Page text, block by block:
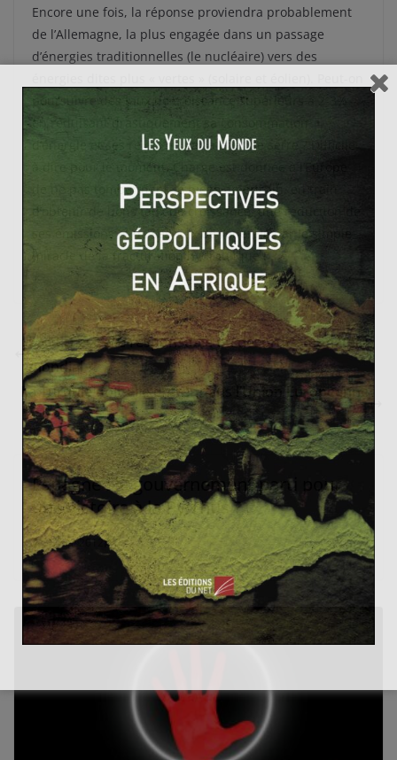
Encore une fois, la réponse proviendra probablement
de l’Allemagne, la plus engagée dans un passage
d’énergies traditionnelles (le nucléaire) vers des
poursuivre des taux de croissance supérieurs à 2-3%
en réduisant drastiquement sa consommation
d’énergie et ses rejets de gaz à effet de serre ? Difficile
à dire pour le moment. Charge est donnée à l’Europe
de ne pas tomber dans le piège américain, en train
d’obtenir de bons taux de croissance, une réduction de
ses émissions et de ses prix de l’énergie par le simple
miracle de la fracturation hydraulique !
La FED est-elle responsable du désordre monétaire
mondial ?
La Turquie doit-elle entrer dans l’Union Européenne
?
Espagne : le gouvernement parti pour
une victoire à la Pyrrhus ?
30 mai 2012 0